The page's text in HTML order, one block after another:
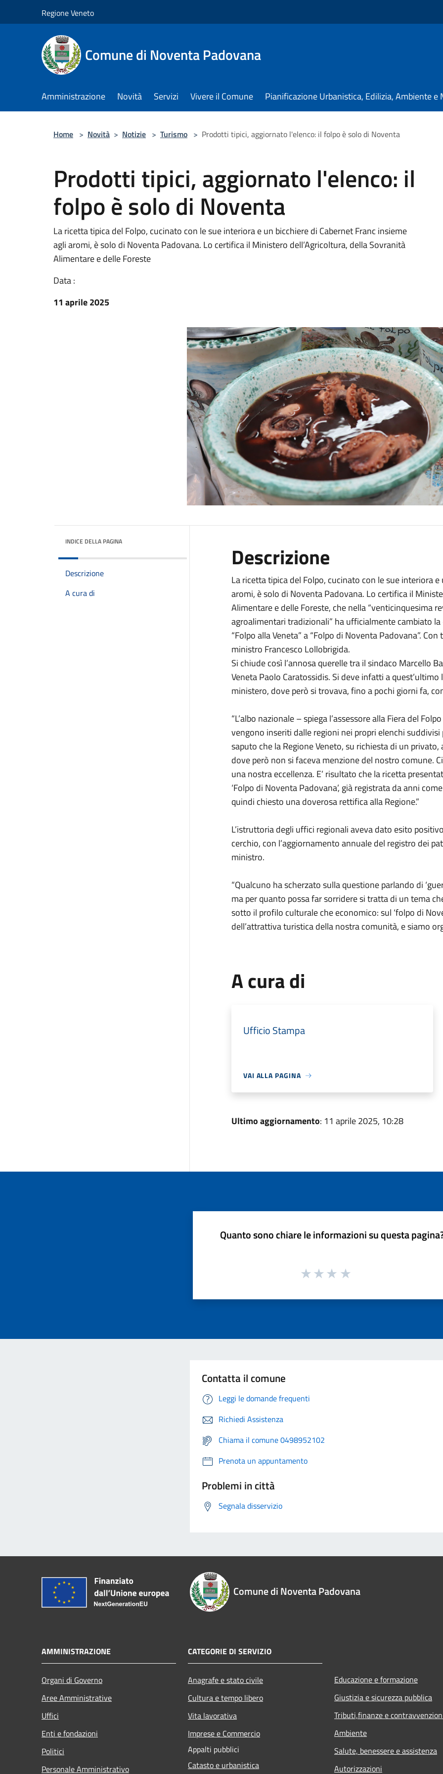
Regione Veneto
Comune di Noventa Padovana
Amministrazione Novità Servizi Vivere il Comune Pianificazione Urbanistica, Edilizia, Ambiente
Home > Novità > Notizie > Turismo > Prodotti tipici, aggiornato l'elenco: il folpo è solo di Noventa
Prodotti tipici, aggiornato l'elenco: il
folpo è solo di Noventa
La ricetta tipica del Folpo, cucinato con le sue interiora e un bicchiere di Cabernet Franc insieme
agli aromi, è solo di Noventa Padovana. Lo certifica il Ministero dell’Agricoltura, della Sovranità
Alimentare e delle Foreste
Data :
11 aprile 2025
INDICE DELLA PAGINA
Descrizione
A cura di
Descrizione
La ricetta tipica del Folpo, cucinato con le sue interiora
aromi, è solo di Noventa Padovana. Lo certifica il
Alimentare e delle Foreste, che nella “venticinquesima
agroalimentari tradizionali” ha ufficialmente cambiato
“Folpo alla Veneta” a “Folpo di Noventa Padovana”.
ministro Francesco Lollobrigida.
Si chiude così l’annosa querelle tra il sindaco Marcello
Veneta Paolo Caratossidis. Si deve infatti a
ministero, dove però si trovava, fino a pochi giorni fa,
“L’albo nazionale – spiega l’assessore alla Fiera del
vengono inseriti dalle regioni nei propri elenchi
saputo che la Regione Veneto, su richiesta di un
dove però non si faceva menzione del nostro comune.
una nostra eccellenza. E’ risultato che la ricetta
‘Folpo di Noventa Padovana’, già registrata da anni
quindi chiesto una doverosa rettifica alla Regione.”
L’istruttoria degli uffici regionali aveva dato esito
cerchio, con l’aggiornamento annuale del registro dei
ministro.
“Qualcuno ha scherzato sulla questione parlando di
ma per quanto possa far sorridere si tratta di un tema
sotto il profilo culturale che economico: sul ‘folpo di
dell’attrattiva turistica della nostra comunità, e siamo
A cura di
Ufficio Stampa
VAI ALLA PAGINA
Ultimo aggiornamento: 11 aprile 2025, 10:28
Quanto sono chiare le informazioni su questa
Contatta il comune
Leggi le domande frequenti
Richiedi Assistenza
Chiama il comune 0498952102
Prenota un appuntamento
Problemi in città
Segnala disservizio
Comune di Noventa Padovana
AMMINISTRAZIONE
Organi di Governo
Aree Amministrative
Uffici
Enti e fondazioni
Politici
Personale Amministrativo
CATEGORIE DI SERVIZIO
Anagrafe e stato civile
Cultura e tempo libero
Vita lavorativa
Imprese e Commercio
Appalti pubblici
Catasto e urbanistica
Educazione e formazione
Giustizia e sicurezza pubblica
Tributi,finanze e
Ambiente
Salute, benessere e assistenza
Autorizzazioni